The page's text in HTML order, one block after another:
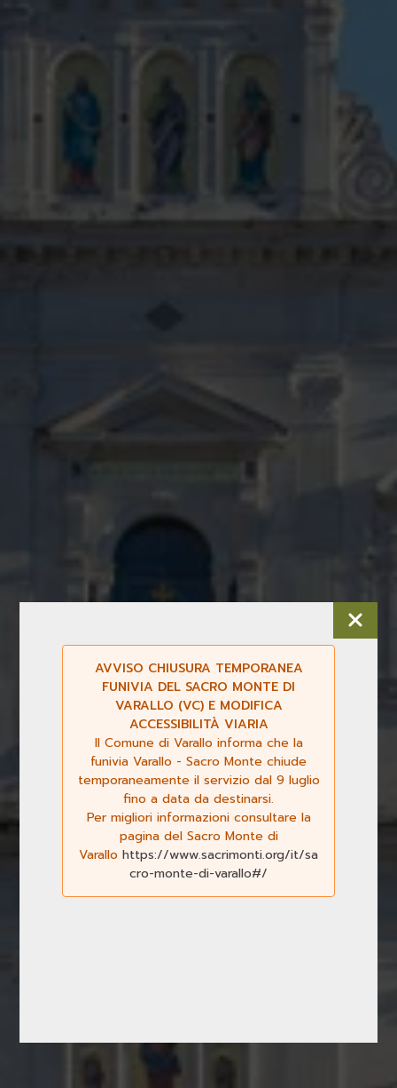
AVVISO CHIUSURA TEMPORANEA
FUNIVIA DEL SACRO MONTE DI
VARALLO (VC) E MODIFICA
ACCESSIBILITÀ VIARIA
Il Comune di Varallo informa che la
funivia Varallo - Sacro Monte chiude
temporaneamente il servizio dal 9 luglio
fino a data da destinarsi.
Per migliori informazioni consultare la
pagina del Sacro Monte di
Varallo https://www.sacrimonti.org/it/sa
cro-monte-di-varallo#/